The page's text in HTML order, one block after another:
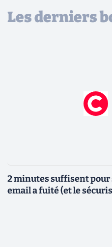
Les derniers
2 minutes suffisent pour
email a fuité (et le